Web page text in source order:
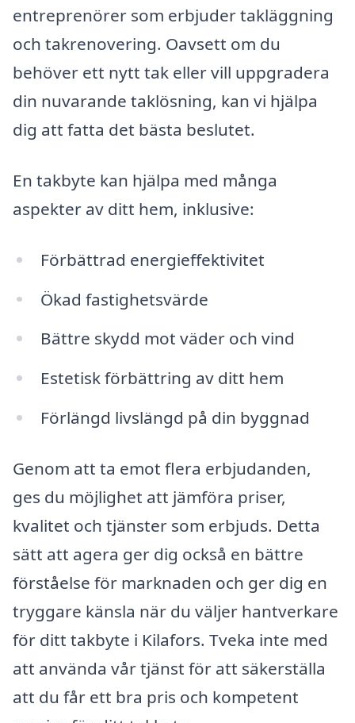
entreprenörer som erbjuder takläggning
och takrenovering. Oavsett om du
behöver ett nytt tak eller vill uppgradera
din nuvarande taklösning, kan vi hjälpa
dig att fatta det bästa beslutet.
En takbyte kan hjälpa med många
aspekter av ditt hem, inklusive:
Förbättrad energieffektivitet
Ökad fastighetsvärde
Bättre skydd mot väder och vind
Estetisk förbättring av ditt hem
Förlängd livslängd på din byggnad
Genom att ta emot flera erbjudanden,
ges du möjlighet att jämföra priser,
kvalitet och tjänster som erbjuds. Detta
sätt att agera ger dig också en bättre
förståelse för marknaden och ger dig en
tryggare känsla när du väljer hantverkare
för ditt takbyte i Kilafors. Tveka inte med
att använda vår tjänst för att säkerställa
att du får ett bra pris och kompetent